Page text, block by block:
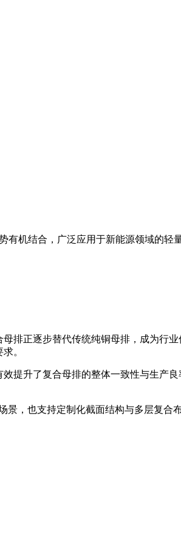
机结合，广泛应用于新能源领域的
排正逐步替代传统纯铜母排，成为行
。
提升了复合母排的整体一致性与生产
，也支持定制化截面结构与多层复合